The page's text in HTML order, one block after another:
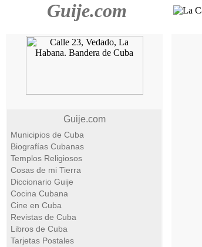
Guije.com
Guije.com
Municipios de Cuba
Biografías Cubanas
Templos Religiosos
Cosas de mi Tierra
Diccionario Guije
Cocina Cubana
Cine en Cuba
Revistas de Cuba
Libros de Cuba
Tarjetas Postales